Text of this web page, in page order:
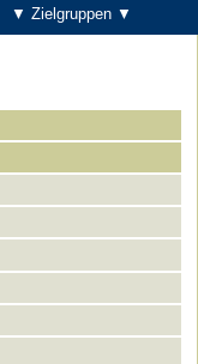
▼ Zielgruppen ▼